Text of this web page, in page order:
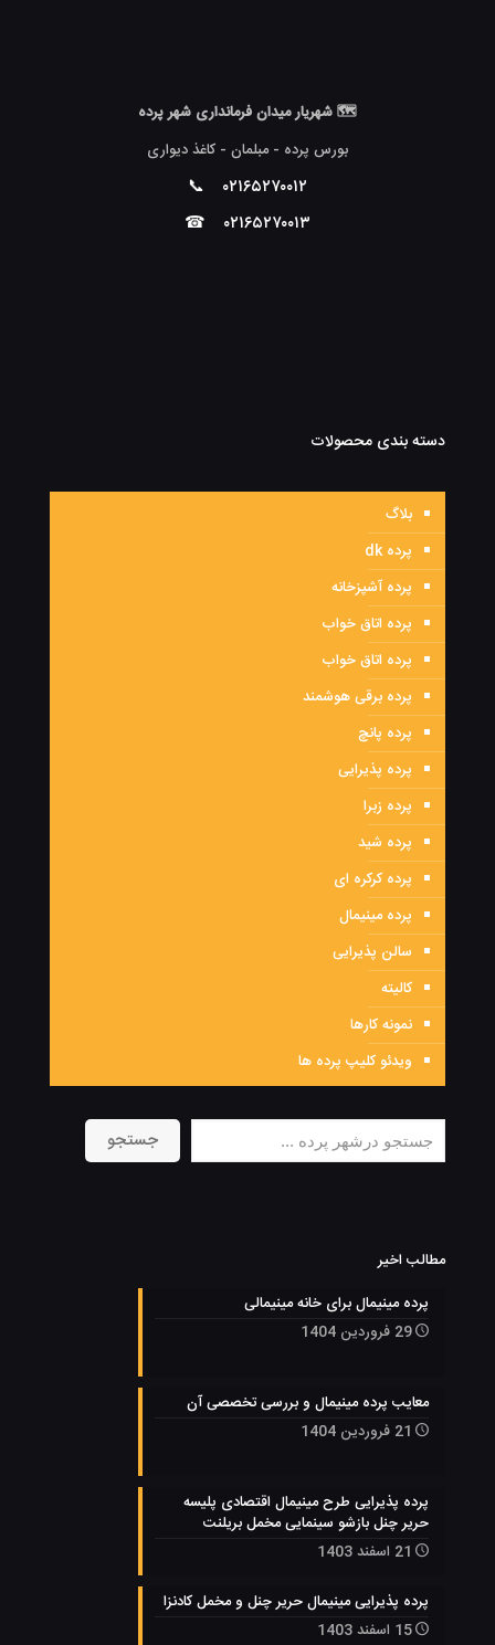
🗺 شهریار میدان فرمانداری شهر پرده
بورس پرده - مبلمان - کاغذ دیواری
۰۲۱۶۵۲۷۰۰۱۲ 📞
۰۲۱۶۵۲۷۰۰۱۳ ☎
دسته بندی محصولات
بلاگ
پرده dk
پرده آشپزخانه
پرده اتاق خواب
پرده اتاق خواب
پرده برقی هوشمند
پرده پانچ
پرده پذیرایی
پرده زبرا
پرده شید
پرده کرکره ای
پرده مینیمال
سالن پذیرایی
کالیته
نمونه کارها
ویدئو کلیپ پرده ها
جستجو جستجو
مطالب اخیر
پرده مینیمال برای خانه مینیمالی
29 فروردین 1404
معایب پرده مینیمال و بررسی تخصصی آن
21 فروردین 1404
پرده پذیرایی طرح مینیمال اقتصادی پلیسه
حریر چنل بازشو سینمایی مخمل بریلنت
21 اسفند 1403
پرده پذیرایی مینیمال حریر چنل و مخمل کادنزا
15 اسفند 1403